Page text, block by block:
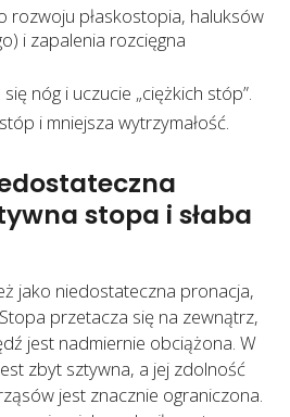
rozwoju płaskostopia, haluksów
i zapalenia rozcięgna
nóg i uczucie „ciężkich stóp”.
i mniejsza wytrzymałość.
stopa i słaba
jako niedostateczna pronacja,
przetacza się na zewnątrz,
jest nadmiernie obciążona. W
zbyt sztywna, a jej zdolność
jest znacznie ograniczona.